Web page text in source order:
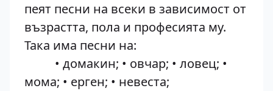
пеят песни на всеки в зависимост от
възрастта, пола и професията му.
Така има песни на:
• домакин; • овчар; • ловец; •
мома; • ерген; • невеста;